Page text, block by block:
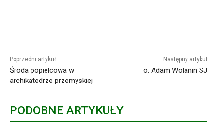
Poprzedni artykuł
Środa popielcowa w
archikatedrze przemyskiej
Następny artykuł
o. Adam Wolanin SJ
PODOBNE ARTYKUŁY